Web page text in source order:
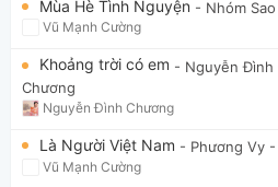
Mùa Hè Tình Nguyện - Nhóm
Vũ Mạnh Cường
Khoảng trời có em - Nguyễn Đình
Chương
Nguyễn Đình Chương
Là Người Việt Nam - Phương Vy -
Vũ Mạnh Cường